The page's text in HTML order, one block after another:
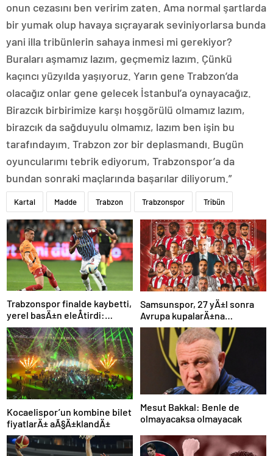
onun cezasını ben veririm zaten. Ama normal şartlarda
bir yumak olup havaya sıçrayarak seviniyorlarsa bunda
yani illa tribünlerin sahaya inmesi mi gerekiyor?
Buraları aşmamız lazım, geçmemiz lazım. Çünkü
kaçıncı yüzyılda yaşıyoruz. Yarın gene Trabzon’da
olacağız onlar gene gelecek İstanbul’a oynayacağız.
Birazcık birbirimize karşı hoşgörülü olmamız lazım,
birazcık da sağduyulu olmamız, lazım ben işin bu
tarafındayım. Trabzon zor bir deplasmandı. Bugün
oyuncularımı tebrik ediyorum, Trabzonspor’a da
bundan sonraki maçlarında başarılar diliyorum.”
Kartal Madde Trabzon Trabzonspor Tribün
Trabzonspor finalde kaybetti,
yerel basÄ±n eleÅtirdi:
“Futbol felaket, sonuÃ§
rezalet”
Samsunspor, 27 yÄ±l sonra
Avrupa kupalarÄ±na
katÄ±lÄ±yor
Kocaelispor’un kombine bilet
fiyatlarÄ± aÃ§Ä±klandÄ±
Mesut Bakkal: Benle de
olmayacaksa olmayacak